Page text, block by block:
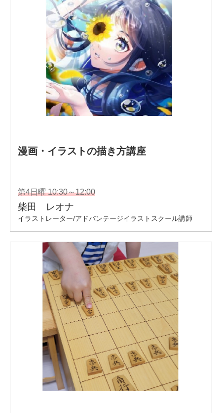
気道七段）。阿部師範(合気道十段、1915～2011)の内弟子
として修行直伝の技。受講者の昇級昇段時には、直接に審
査と指導実施。